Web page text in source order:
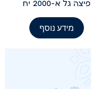
פיצה גל א-2000 יח
מידע נוסף